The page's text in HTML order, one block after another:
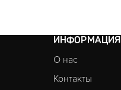
ИНФОРМАЦИЯ
О нас
Контакты